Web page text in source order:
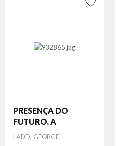
PRESENÇA DO
FUTURO, A
Autor
LADD, GEORGE